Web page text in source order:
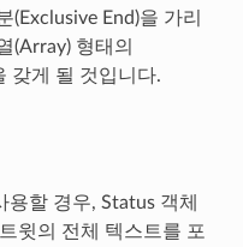
(Exclusive End)을 가리
(Array) 형태의
갖게 될 것입니다.
할 경우, Status 객체
윗의 전체 텍스트를 포